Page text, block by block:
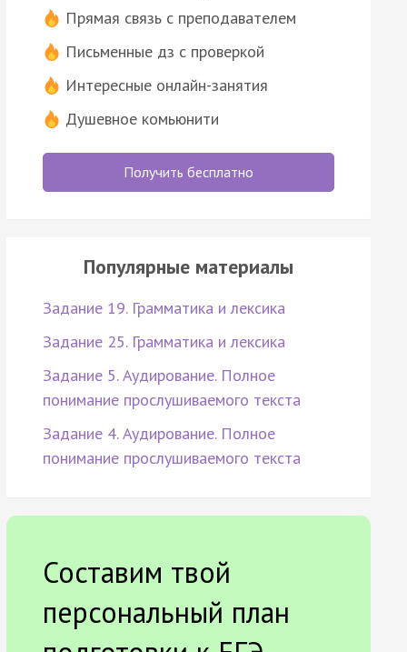
Прямая связь с преподавателем
Письменные дз с проверкой
Интересные онлайн-занятия
Душевное комьюнити
Получить бесплатно
Популярные материалы
Задание 19. Грамматика и лексика
Задание 25. Грамматика и лексика
Задание 5. Аудирование. Полное
понимание прослушиваемого текста
Задание 4. Аудирование. Полное
понимание прослушиваемого текста
Составим твой
персональный план